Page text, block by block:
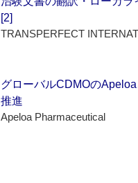
[2]
TRANSPERFECT
グローバルCDMOの
推進
Apeloa Pharmaceutical